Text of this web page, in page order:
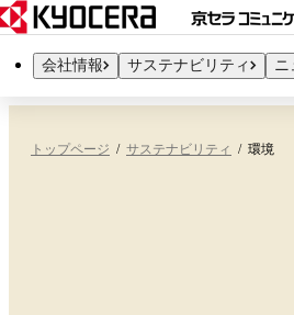
会社情報 サステナビリティ ニ
トップページ サステナビリティ 環境